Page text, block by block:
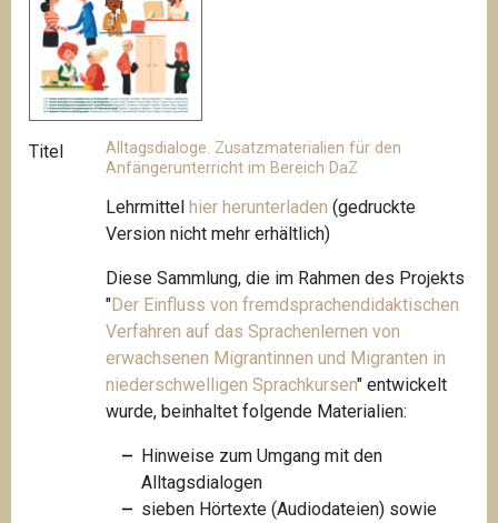
Titel
Alltagsdialoge. Zusatzmaterialien für den
Anfängerunterricht im Bereich DaZ
Lehrmittelhier herunterladen (gedruckte
Version nicht mehr erhältlich)
Diese Sammlung, die im Rahmen des Projekts
"Der Einfluss von fremdsprachendidaktischen
Verfahren auf das Sprachenlernen von
erwachsenen Migrantinnen und Migranten in
niederschwelligenSprachkursen"entwickelt
wurde, beinhaltet folgende Materialien:
Hinweise zum Umgang mit den
Alltagsdialogen
sieben Hörtexte (Audiodateien) sowie